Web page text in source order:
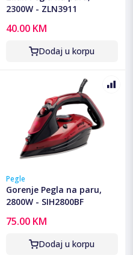
2300W - ZLN3911
40.00 KM
Dodaj u korpu
Pegle
Gorenje Pegla na paru,
2800W - SIH2800BF
75.00 KM
Dodaj u korpu